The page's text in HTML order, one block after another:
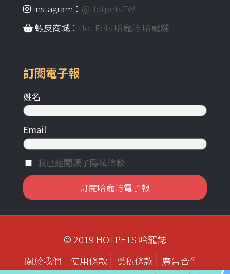
Instagram： @HotpetsTW
蝦皮商城： Hot Pets 哈寵誌 哈寵舖
訂閱電子報
姓名
Email
我已經閱讀了隱私條款
© 2019 HOTPETS 哈寵誌
關於我們
使用條款 隱私條款
廣告合作